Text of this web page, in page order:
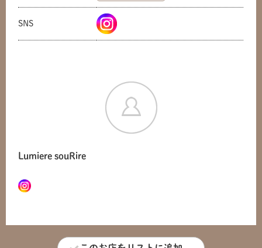
SNS
Lumiere souRire